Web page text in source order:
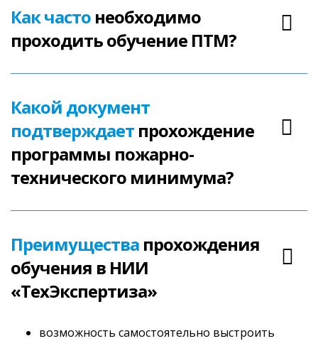
Как часто необходимо
проходить обучение ПТМ?
Какой документ
подтверждает прохождение
программы пожарно-
технического минимума?
Преимущества прохождения
обучения в НИИ
«ТехЭкспертиза»
возможность самостоятельно выстроить